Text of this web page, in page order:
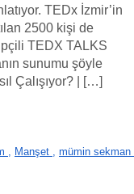
TEDx İzmir’in
2500 kişi de
TEDX TALKS
sunumu şöyle
Çalışıyor? | […]
Manşet
mümin sekman